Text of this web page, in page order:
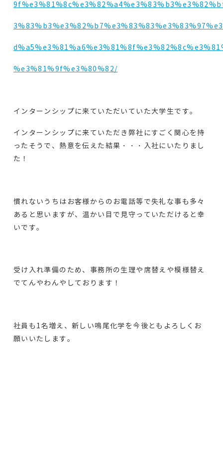
%e3%81%9f%e3%80%82/
インターンシップに来ていただいていた大学生です。
インターンシップに来ていただき弊社にすごく関心を持
ったそうで、熱意を伝えた結果・・・入社にいたりまし
た！
慣れないうちはお客様からのお電話等で失礼な事も多々
あると思いますが、温かい目で見守っていただけると幸
いです。
受け入れ準備のため、事務所の生理や席替えや模様替え
でてんやわんやしております！
社員も1名増え、新しい鳴尾化学を今後ともよろしくお
願いいたします。